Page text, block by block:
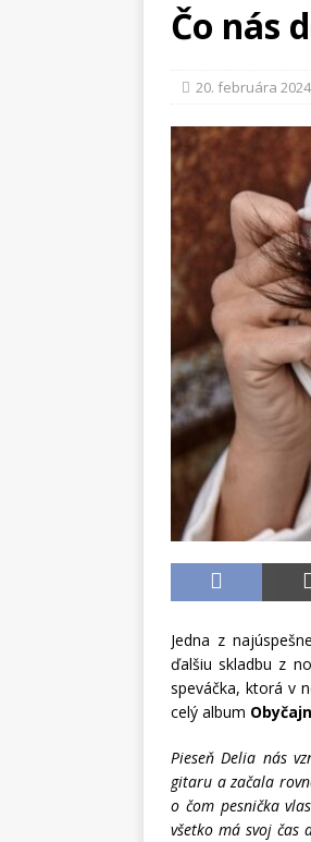
[
[
[
Čo nás
20. februára 2024
Jedna z
ďalšiu skladbu z
speváčka, ktorá v
celý album
Pieseň Delia nás
gitaru a začala
o čom pesnička
všetko má svoj čas